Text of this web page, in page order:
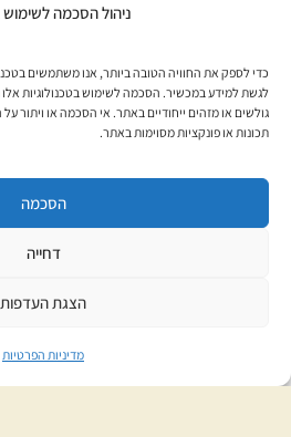
ניהול הסכמה לשימוש
כדי לספק את החוויה הטובה ביותר, אנו משתמשים
לגשת למידע במכשיר. הסכמה לשימוש בטכנולוגיות
גולשים או מזהים ייחודיים באתר. אי הסכמה או ויתור
תכונות או פונקציות מסוימות באתר.
הסכמה
דחייה
הצגת העדפות
מדיניות הפרטיות
איך קוראים ספרי ePub3?
איך קוראים ספרי Kindle?
פתרון בעיות
הרשמה
אני מאשר/ת את